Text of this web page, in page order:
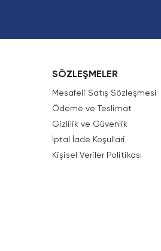
SÖZLEŞMELER
Mesafeli Satış Sözleşmesi
Ödeme ve Teslimat
Gizlilik ve Güvenlik
İptal İade Koşullari
Kişisel Veriler Politikası